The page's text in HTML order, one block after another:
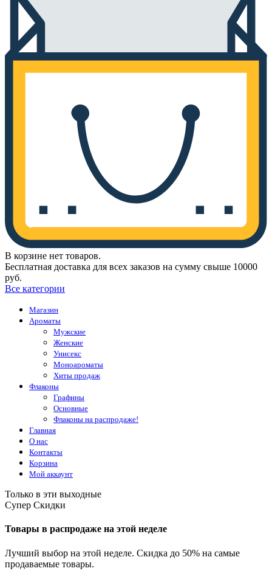
В корзине нет товаров.
Бесплатная доставка для всех заказов на сумму свыше 10000
руб.
Все категории
Магазин
Ароматы
Мужские
Женские
Унисекс
Моноароматы
Хиты продаж
Флаконы
Графины
Основные
Флаконы на распродаже!
Главная
О нас
Контакты
Корзина
Мой аккаунт
Только в эти выходные
Супер Скидки
Товары в распродаже на этой неделе
Лучший выбор на этой неделе. Скидка до 50% на самые
продаваемые товары.